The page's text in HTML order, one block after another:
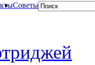
Советы